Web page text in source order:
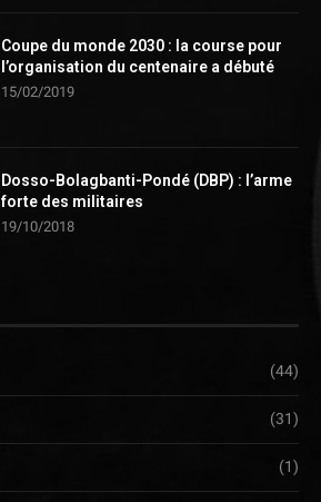
Coupe du monde 2030 : la course pour
l’organisation du centenaire a débuté
15/02/2019
Dosso-Bolagbanti-Pondé (DBP) : l’arme
forte des militaires
19/10/2018
(44)
(31)
(1)